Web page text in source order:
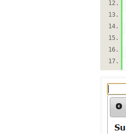
12.
13.
14.
15.
16.
17.